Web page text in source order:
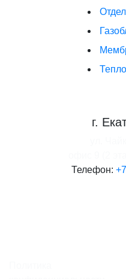
г.
Телефон: